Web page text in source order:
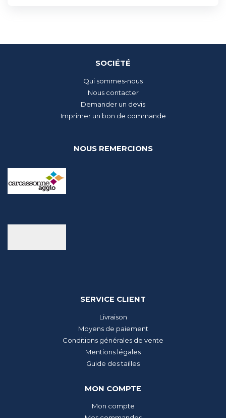
SOCIÉTÉ
Qui sommes-nous
Nous contacter
Demander un devis
Imprimer un bon de commande
NOUS REMERCIONS
SERVICE CLIENT
Livraison
Moyens de paiement
Conditions générales de vente
Mentions légales
Guide des tailles
MON COMPTE
Mon compte